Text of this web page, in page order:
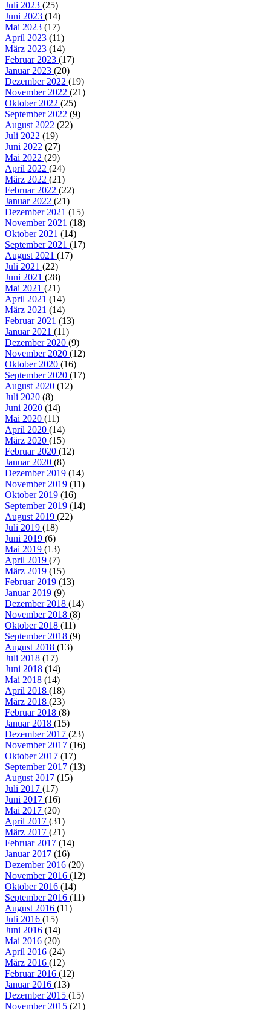
Juli 2023 (25)
Juni 2023 (14)
Mai 2023 (17)
April 2023 (11)
März 2023 (14)
Februar 2023 (17)
Januar 2023 (20)
Dezember 2022 (19)
November 2022 (21)
Oktober 2022 (25)
September 2022 (9)
August 2022 (22)
Juli 2022 (19)
Juni 2022 (27)
Mai 2022 (29)
April 2022 (24)
März 2022 (21)
Februar 2022 (22)
Januar 2022 (21)
Dezember 2021 (15)
November 2021 (18)
Oktober 2021 (14)
September 2021 (17)
August 2021 (17)
Juli 2021 (22)
Juni 2021 (28)
Mai 2021 (21)
April 2021 (14)
März 2021 (14)
Februar 2021 (13)
Januar 2021 (11)
Dezember 2020 (9)
November 2020 (12)
Oktober 2020 (16)
September 2020 (17)
August 2020 (12)
Juli 2020 (8)
Juni 2020 (14)
Mai 2020 (11)
April 2020 (14)
März 2020 (15)
Februar 2020 (12)
Januar 2020 (8)
Dezember 2019 (14)
November 2019 (11)
Oktober 2019 (16)
September 2019 (14)
August 2019 (22)
Juli 2019 (18)
Juni 2019 (6)
Mai 2019 (13)
April 2019 (7)
März 2019 (15)
Februar 2019 (13)
Januar 2019 (9)
Dezember 2018 (14)
November 2018 (8)
Oktober 2018 (11)
September 2018 (9)
August 2018 (13)
Juli 2018 (17)
Juni 2018 (14)
Mai 2018 (14)
April 2018 (18)
März 2018 (23)
Februar 2018 (8)
Januar 2018 (15)
Dezember 2017 (23)
November 2017 (16)
Oktober 2017 (17)
September 2017 (13)
August 2017 (15)
Juli 2017 (17)
Juni 2017 (16)
Mai 2017 (20)
April 2017 (31)
März 2017 (21)
Februar 2017 (14)
Januar 2017 (16)
Dezember 2016 (20)
November 2016 (12)
Oktober 2016 (14)
September 2016 (11)
August 2016 (11)
Juli 2016 (15)
Juni 2016 (14)
Mai 2016 (20)
April 2016 (24)
März 2016 (12)
Februar 2016 (12)
Januar 2016 (13)
Dezember 2015 (15)
November 2015 (21)